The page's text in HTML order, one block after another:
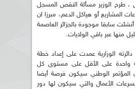
، طرح الوزير مسألة النقص المسجل
المشاريع أو هياكل الدعم، مبرزا ان
سابقا موجودة بالجزائر العاصمة
منها عبر باقي الولايات.
الوزارية عمدت على إعداد خطة
واحدة على الأقل على مستوى كل
المؤتمر الوطني سيكون فرصة أيضا
الأعمال والتي سيكون لها دور